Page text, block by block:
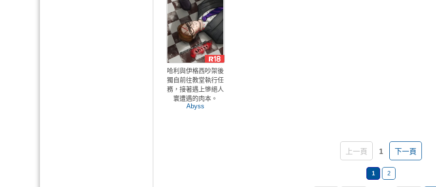
哈利與伊格西吵架後
獨自前往教堂執行任
務，接著遇上慘絕人
寰遭遇的肉本。
Abyss
上一頁 1 下一頁
1 2